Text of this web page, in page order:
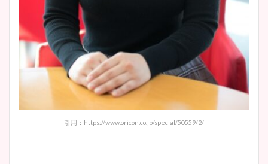
引用：https://www.oricon.co.jp/special/50559/2/